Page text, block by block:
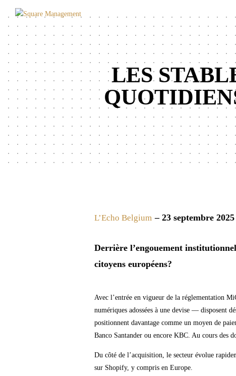
LES
L’Echo Belgium – 23 septembre 2025
Derrière l’engouement
citoyens européens?
Avec l’entrée en vigueur de la réglementation
numériques adossées à une devise — disposent
positionnent davantage comme un moyen de
Banco Santander ou encore KBC. Au cours des
Du côté de l’acquisition, le secteur évolue
sur Shopify, y compris en Europe.